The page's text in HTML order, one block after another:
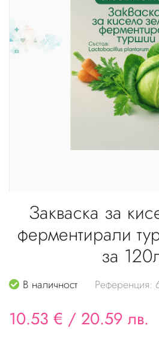
Закваска за
ферментирали
за
В наличност Референция:
10.53 € / 20.59 лв.